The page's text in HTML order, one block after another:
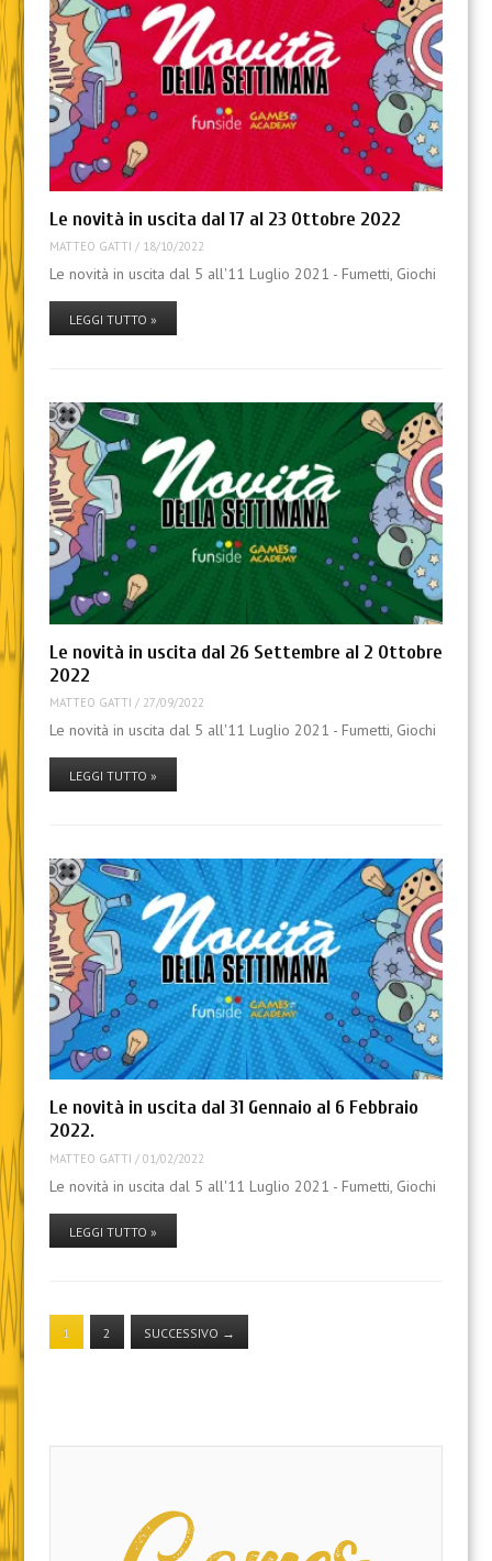
Le novità in uscita dal 17 al 23 Ottobre 2022
MATTEO GATTI / 18/10/2022
Le novità in uscita dal 5 all'11 Luglio 2021 - Fumetti, Giochi
LEGGI TUTTO »
Le novità in uscita dal 26 Settembre al 2 Ottobre
2022
MATTEO GATTI / 27/09/2022
Le novità in uscita dal 5 all'11 Luglio 2021 - Fumetti, Giochi
LEGGI TUTTO »
Le novità in uscita dal 31 Gennaio al 6 Febbraio
2022.
MATTEO GATTI / 01/02/2022
Le novità in uscita dal 5 all'11 Luglio 2021 - Fumetti, Giochi
LEGGI TUTTO »
1 2 SUCCESSIVO →